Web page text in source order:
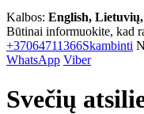
Kalbos: English,
Būtinai informuokite, kad
+37064711366Skambinti
WhatsApp Viber
Svečių